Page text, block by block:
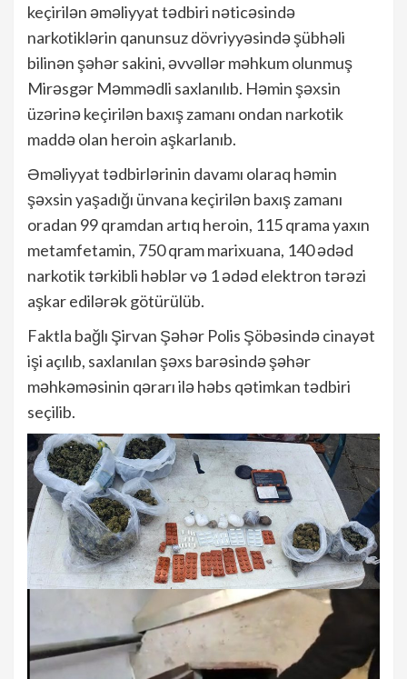
keçirilən əməliyyat tədbiri nəticəsində
narkotiklərin qanunsuz dövriyyəsində şübhəli
bilinən şəhər sakini, əvvəllər məhkum olunmuş
Mirəsgər Məmmədli saxlanılıb. Həmin şəxsin
üzərinə keçirilən baxış zamanı ondan narkotik
maddə olan heroin aşkarlanıb.
Əməliyyat tədbirlərinin davamı olaraq həmin
şəxsin yaşadığı ünvana keçirilən baxış zamanı
oradan 99 qramdan artıq heroin, 115 qrama yaxın
metamfetamin, 750 qram marixuana, 140 ədəd
narkotik tərkibli həblər və 1 ədəd elektron tərəzi
aşkar edilərək götürülüb.
Faktla bağlı Şirvan Şəhər Polis Şöbəsində cinayət
işi açılıb, saxlanılan şəxs barəsində şəhər
məhkəməsinin qərarı ilə həbs qətimkan tədbiri
seçilib.